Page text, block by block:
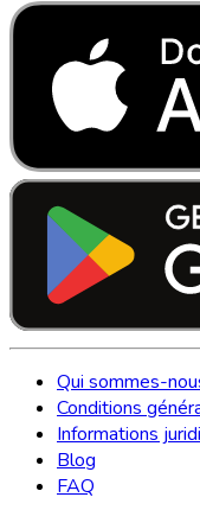
Qui sommes-
Conditions
Informations
Blog
FAQ